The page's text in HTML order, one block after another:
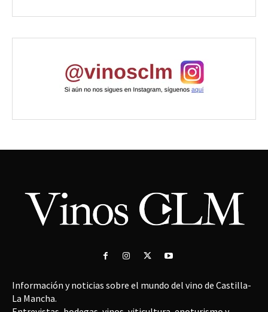
Información y noticias sobre el mundo del vino de Castilla-
La Mancha.